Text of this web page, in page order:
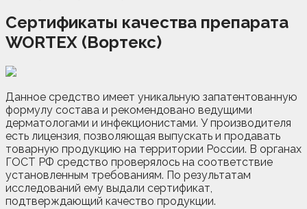
Сертификаты качества препарата
WORTEX (Вортекс)
Данное средство имеет уникальную запатентованную
формулу состава и рекомендовано ведущими
дерматологами и инфекционистами. У производителя
есть лицензия, позволяющая выпускать и продавать
товарную продукцию на территории России. В органах
ГОСТ РФ средство проверялось на соответствие
установленным требованиям. По результатам
исследований ему выдали сертификат,
подтверждающий качество продукции.